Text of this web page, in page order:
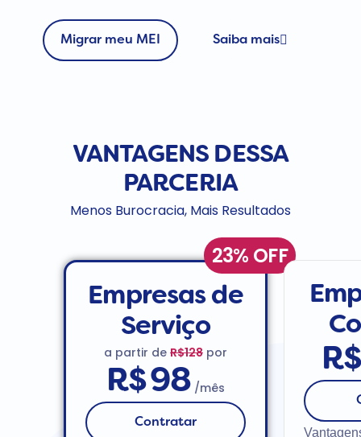
Migrar meu MEI Saiba mais
VANTAGENS DESSA
PARCERIA
Menos Burocracia, Mais Resultados
Empresas de
Serviço
a partir de R$128 por
R$98 /mês
Contratar
23% OFF
R$